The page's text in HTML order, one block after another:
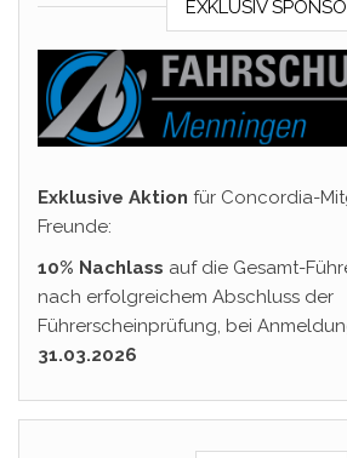
EXKLUSIV
Exklusive Aktion für Concordia-
Freunde:
10% Nachlass auf die Gesamt-
nach erfolgreichem Abschluss der
Führerscheinprüfung, bei
31.03.2026